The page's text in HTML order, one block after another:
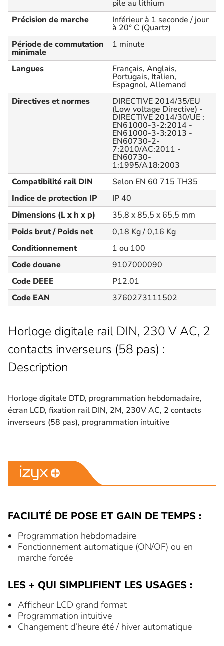
pile au lithium
Précision de marche
Inférieur à 1 seconde / jour
à 20° C (Quartz)
Période de commutation
minimale
1 minute
Langues Français, Anglais,
Portugais, Italien,
Espagnol, Allemand
Directives et normes
DIRECTIVE 2014/35/EU
(Low voltage Directive) -
DIRECTIVE 2014/30/UE :
EN61000-3-2:2014 -
EN61000-3-3:2013 -
EN60730-2-
7:2010/AC:2011 -
EN60730-
1:1995/A18:2003
Compatibilité rail DIN
Selon EN 60 715 TH35
Indice de protection IP
IP 40
Dimensions (L x h x p)
35,8 x 85,5 x 65,5 mm
Poids brut / Poids net
0,18 Kg / 0,16 Kg
Conditionnement
1 ou 100
Code douane
9107000090
Code DEEE
P12.01
Code EAN
3760273111502
Horloge digitale rail DIN, 230 V AC, 2
contacts inverseurs (58 pas) :
Description
Horloge digitale DTD, programmation hebdomadaire,
écran LCD, fixation rail DIN, 2M, 230V AC, 2 contacts
inverseurs (58 pas), programmation intuitive
FACILITÉ DE POSE ET GAIN DE TEMPS :
Programmation hebdomadaire
Fonctionnement automatique (ON/OF) ou en
marche forcée
LES + QUI SIMPLIFIENT LES USAGES :
Afficheur LCD grand format
Programmation intuitive
Changement d’heure été / hiver automatique